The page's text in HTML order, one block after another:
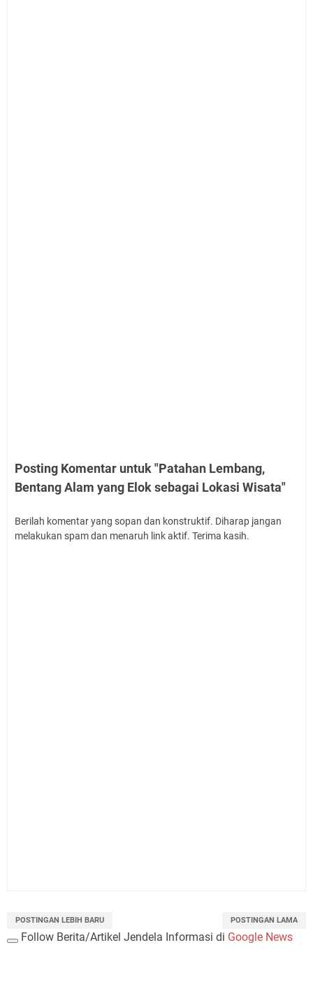
Posting Komentar untuk "Patahan Lembang,
Bentang Alam yang Elok sebagai Lokasi Wisata"
Berilah komentar yang sopan dan konstruktif. Diharap jangan
melakukan spam dan menaruh link aktif. Terima kasih.
POSTINGAN LEBIH BARU POSTINGAN LAMA
Follow Berita/Artikel Jendela Informasi di Google News